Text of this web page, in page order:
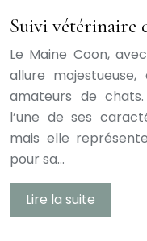
Suivi vétérinaire
Le Maine Coon,
allure
amateurs de
l’une de ses
mais elle
pour sa…
Lire la suite